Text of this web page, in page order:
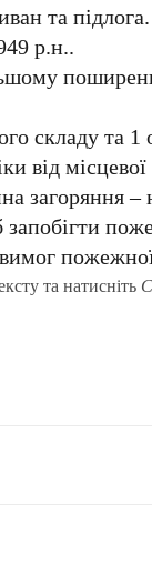
та
р.н..
складу та 1
від
загоряння –
та натисніть